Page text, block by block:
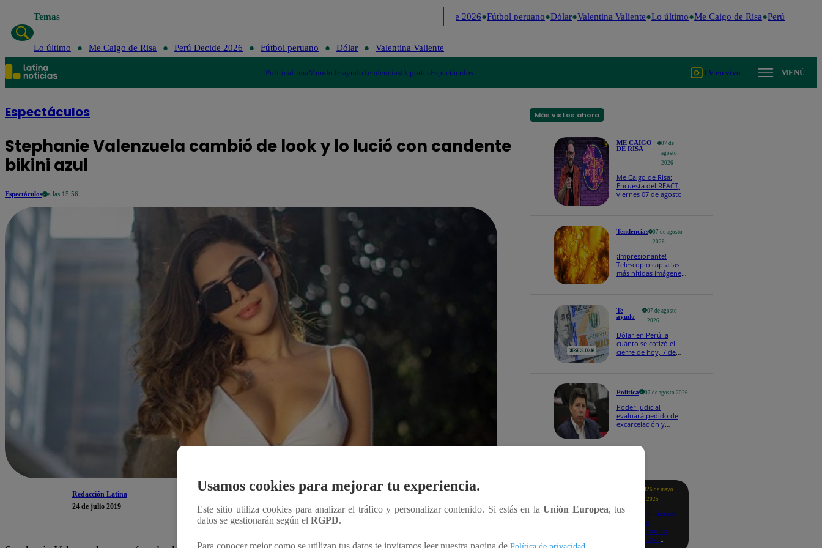
Temas Perú Decide 2026 Fútbol peruano Dólar Valentina Valiente Lo último Me Caigo de Risa Perú Decide
Lo último Me Caigo de Risa Perú Decide 2026 Fútbol peruano Dólar Valentina Valiente
PolíticaLimaMundoTe ayudoTendenciasDeportesEspectáculos TV en vivo MENÚ
Espectáculos
Stephanie Valenzuela cambió de look y lo lució con candente
bikini azul
Espectáculos a las 15:56
Redacción Latina
24 de julio 2019
Más vistos ahora
ME CAIGO
DE RISA
07 de
agosto
2026
Me Caigo de Risa:
Encuesta del REACT,
viernes 07 de agosto
Tendencias
07 de agosto
2026
¡Impresionante!
Telescopio capta las
más nítidas imágenes
Te
ayudo
07 de agosto
2026
Dólar en Perú: a
cuánto se cotizó el
cierre de hoy, 7 de
Política 07 de agosto 2026
Poder Judicial
evaluará pedido de
excarcelación y
26 de mayo
2025
Revisa si tienes
deudas
consultando
con tu DNI:
Usamos cookies para mejorar tu experiencia.
Este sitio utiliza cookies para analizar el tráfico y personalizar contenido. Si estás en laUnión Europea, tus
datos se gestionarán según el RGPD.
Para conocer mejor como se utilizan tus datos te invitamos leer nuestra pagina de .